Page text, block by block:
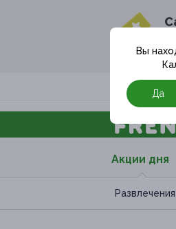
Москва
Акции дня
Развлечения
Вы
Да